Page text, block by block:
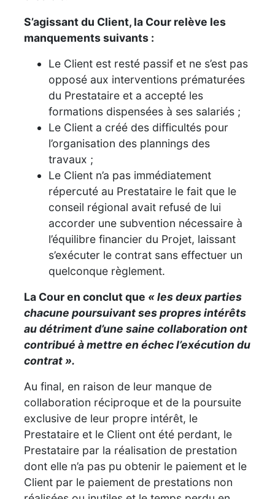
S’agissant du Client, la Cour relève les
manquements suivants :
Le Client est resté passif et ne s’est pas
opposé aux interventions prématurées
du Prestataire et a accepté les
formations dispensées à ses salariés ;
Le Client a créé des difficultés pour
l’organisation des plannings des
travaux ;
Le Client n’a pas immédiatement
répercuté au Prestataire le fait que le
conseil régional avait refusé de lui
accorder une subvention nécessaire à
l’équilibre financier du Projet, laissant
s’exécuter le contrat sans effectuer un
quelconque règlement.
La Cour en conclut que « les deux parties
chacune poursuivant ses propres intérêts
au détriment d’une saine collaboration ont
contribué à mettre en échec l’exécution du
contrat ».
Au final, en raison de leur manque de
collaboration réciproque et de la poursuite
exclusive de leur propre intérêt, le
Prestataire et le Client ont été perdant, le
Prestataire par la réalisation de prestation
dont elle n’a pas pu obtenir le paiement et le
Client par le paiement de prestations non